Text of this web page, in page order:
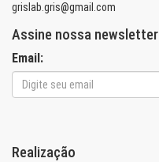
grislab.gris@gmail.com
Assine nossa newsletter
Email:
Realização